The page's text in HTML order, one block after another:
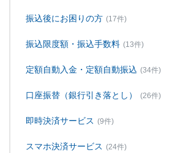
振込後にお困りの方 (17件)
振込限度額・振込手数料 (13件)
定額自動入金・定額自動振込 (34件)
口座振替（銀行引き落とし） (26件)
即時決済サービス (9件)
スマホ決済サービス (24件)